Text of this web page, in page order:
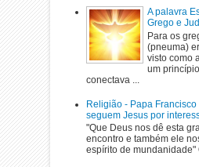
A palavra
Grego e
Para os
(pneuma)
visto como
um
conectava ...
Religião - Papa
seguem Jesus por
"Que Deus nos dê esta
encontro e também ele
espírito de mundanidade"